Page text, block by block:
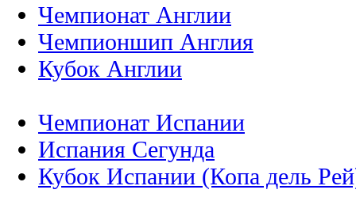
Чемпионат Англии
Чемпионшип Англия
Кубок Англии
Чемпионат Испании
Испания Сегунда
Кубок Испании (Копа дель